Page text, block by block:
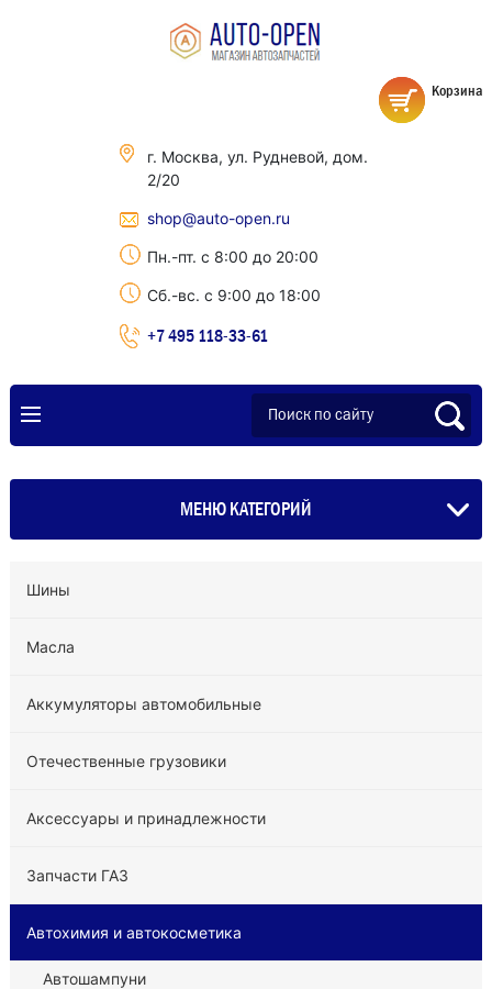
г. Москва, ул. Рудневой, дом.
2/20
shop@auto-open.ru
Пн.-пт. с 8:00 до 20:00
Сб.-вс. с 9:00 до 18:00
+7 495 118-33-61
Корзина
МЕНЮ КАТЕГОРИЙ
Шины
Масла
Аккумуляторы автомобильные
Отечественные грузовики
Аксессуары и принадлежности
Запчасти ГАЗ
Автохимия и автокосметика
Автошампуни